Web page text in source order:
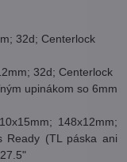
32d; Centerlock
32d; Centerlock
upinákom so 6mm
148x12mm;
Ready (TL páska ani